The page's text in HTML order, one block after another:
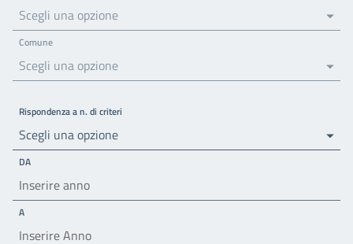
Scegli una opzione
Comune
Scegli una opzione
Rispondenza a n. di criteri
Scegli una opzione
DA
A